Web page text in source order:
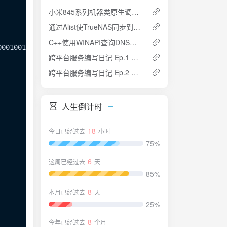
小米845系列机器类原生调用红外摄像头进行人脸识别
通过Alist使TrueNAS同步到OneDrive
C++使用WINAPI查询DNS解析记录
跨平台服务编写日记 Ep.1 统一的日志管理
跨平台服务编写日记 Ep.2 进程间通讯（IPC）
人生倒计时
今日已经过去 18 小时
75%
这周已经过去 6 天
85%
本月已经过去 8 天
25%
今年已经过去 8 个月